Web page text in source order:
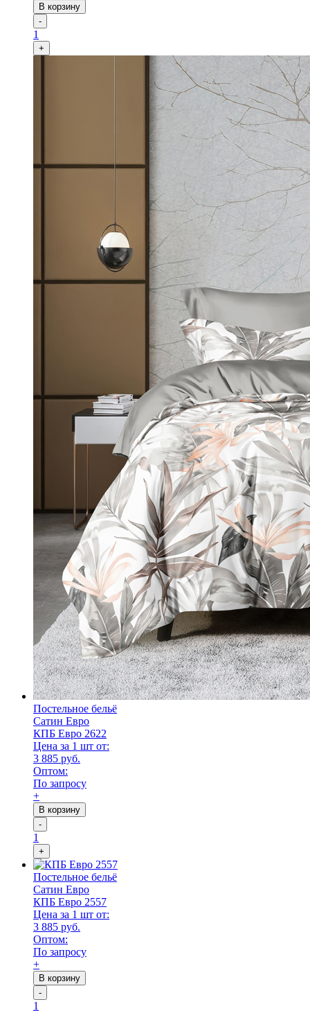
В корзину
-
1
+
Постельное бельё
Сатин Евро
КПБ Евро 2622
Цена за 1 шт от:
3 885 руб.
Оптом:
По запросу
+
В корзину
-
1
+
Постельное бельё
Сатин Евро
КПБ Евро 2557
Цена за 1 шт от:
3 885 руб.
Оптом:
По запросу
+
В корзину
-
1